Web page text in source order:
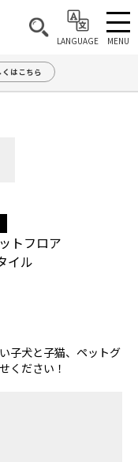
LANGUAGE MENU
くはこちら
トフロア
イル
子犬と子猫、ペットグ
ください！